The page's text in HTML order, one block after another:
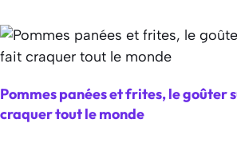
Pommes panées et frites, le goûter
craquer tout le monde